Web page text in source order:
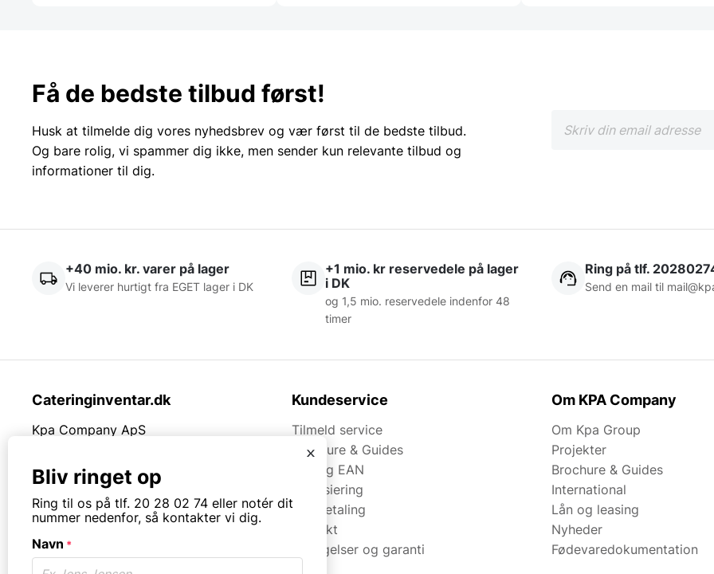
Få de bedste tilbud først!
Husk at tilmelde dig vores nyhedsbrev og vær først til de bedste tilbud.
Og bare rolig, vi spammer dig ikke, men sender kun relevante tilbud og
informationer til dig.
+40 mio. kr. varer på lager
Vi leverer hurtigt fra EGET lager i DK
+1 mio. kr reservedele på lager
i DK
og 1,5 mio. reservedele indenfor 48
timer
Ring på tlf.
Send en mail til
Cateringinventar.dk
Kpa Company ApS
7430 Ikast
Tlf.20280274
CVR. 18066904
Kundeservice
Tilmeld service
Brochure & Guides
Faq og EAN
Finansiering
Kortbetaling
Kontakt
Betingelser og garanti
Om KPA Company
Om Kpa Group
Projekter
Brochure & Guides
International
Lån og leasing
Nyheder
Fødevaredokumentation
x
Bliv ringet op
Ring til os på tlf. 20 28 02 74 eller notér dit
nummer nedenfor, så kontakter vi dig.
Navn *